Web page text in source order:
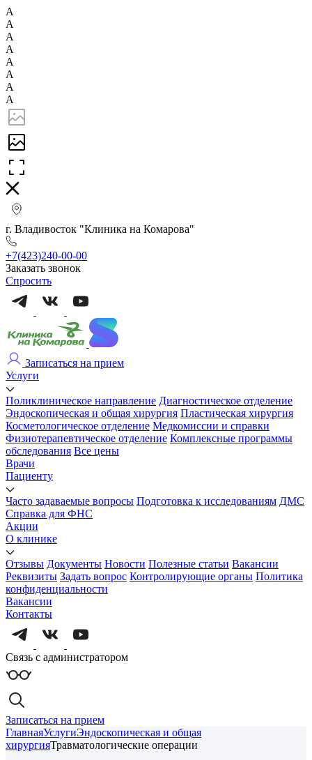
А
А
А
А
А
А
А
А
г. Владивосток "Клиника на Комарова"
+7(423)240-00-00
Заказать звонок
Спросить
Записаться на прием
Услуги
Поликлиническое направление Диагностическое отделение
Эндоскопическая и общая хирургия Пластическая хирургия
Косметологическое отделение Медкомиссии и справки
Физиотерапевтическое отделение Комплексные программы
обследования Все цены
Врачи
Пациенту
Часто задаваемые вопросы Подготовка к исследованиям ДМС
Справка для ФНС
Акции
О клинике
Отзывы Документы Новости Полезные статьи Вакансии
Реквизиты Задать вопрос Контролирующие органы Политика
конфиденциальности
Вакансии
Контакты
Связь с администратором
Записаться на прием
ГлавнаяУслугиЭндоскопическая и общая
хирургияТравматологические операции